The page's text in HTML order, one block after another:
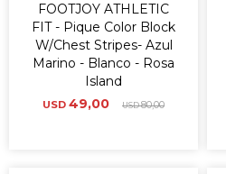
FOOTJOY ATHLETIC
FIT - Pique Color Block
W/Chest Stripes- Azul
Marino - Blanco - Rosa
Island
USD 49,00 USD80,00